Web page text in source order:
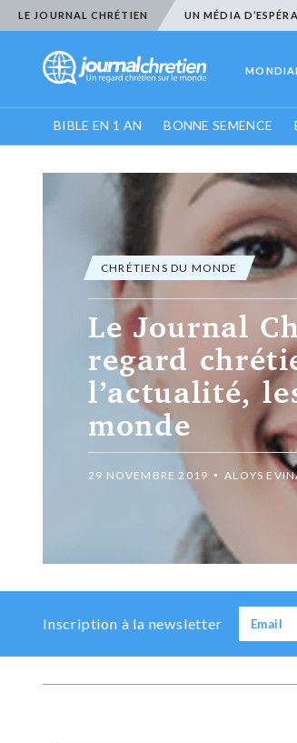
LE JOURNAL CHRÉTIEN UN MÉDIA
BIBLE EN 1 AN BONNE SEMENCE
CHRÉTIENS DU MONDE
Le Journal
regard
l’actualité,
monde
29 NOVEMBRE 2019 ALOYS
Previous
Inscription à la newsletter